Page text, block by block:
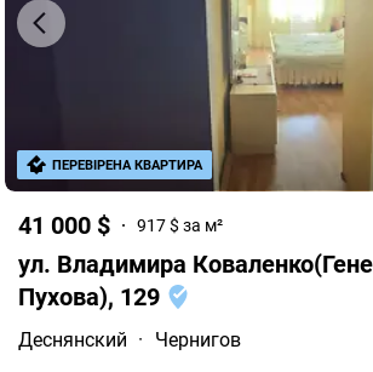
41 000 $ 917 $ за м²
ул. Владимира
Пухова), 129
Деснянский ·
Чернигов
ПЕРЕВІРЕНА КВАРТИРА